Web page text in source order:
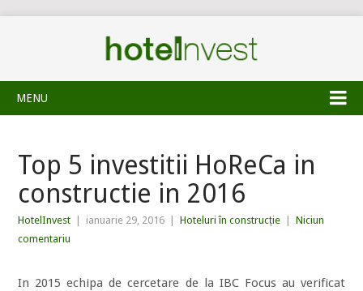
MENU
Top 5 investitii HoReCa in
constructie in 2016
HotelInvest ianuarie 29, 2016 Hoteluri în construcție
Niciun
comentariu
In 2015 echipa de cercetare de la IBC Focus au verificat